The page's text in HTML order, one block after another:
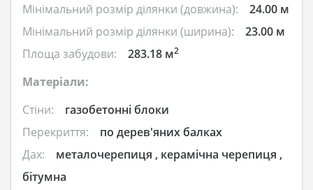
Мінімальний розмір ділянки (довжина):
24.00 м
Мінімальний розмір ділянки (ширина):
23.00 м
Площа забудови:
283.18 м2
Матеріали:
Стіни:
газобетонні блоки
Перекриття:
по дерев'яних балках
Дах:
металочерепиця , керамічна черепиця ,
бітумна